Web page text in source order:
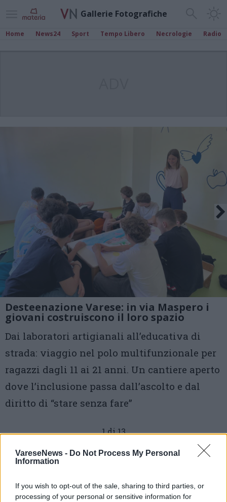
VareseNews - Do Not Process My Personal
Information
If you wish to opt-out of the sale, sharing to third parties, or
processing of your personal or sensitive information for
Gallerie Fotografiche
Home News24 Sport Tempo Libero Necrologie Radio
Desteenazione Varese: in via Maspero i
giovani costruiscono il loro spazio
Dai laboratori artigianali all’educativa di
strada: viaggio nel polo multifunzionale per
ragazzi dagli 11 ai 21 anni. Un cantiere aperto
dove l’inclusione passa dall’ascolto e dal
diritto di “stare senza fare”
1 di 13
TAG adolescenti
desteenazione